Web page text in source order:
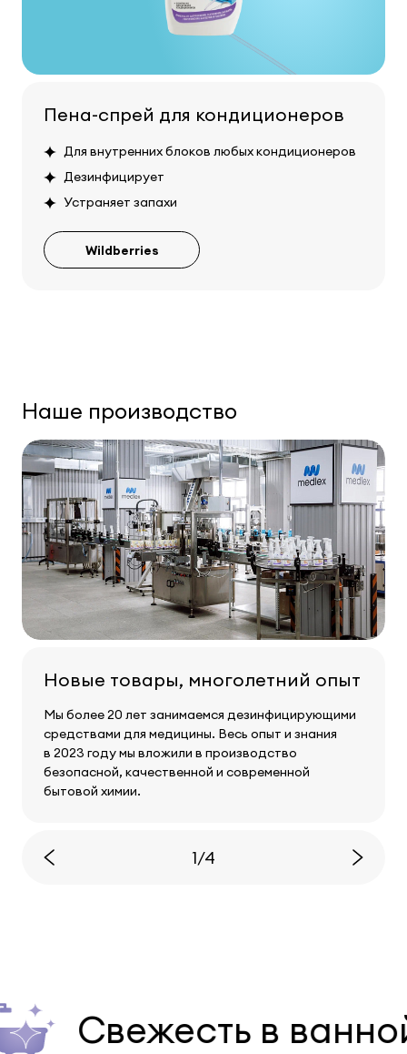
Пена-спрей для кондиционеров
Для внутренних блоков любых кондиционеров
Дезинфицирует
Устраняет запахи
Wildberries
Наше производство
Новые товары, многолетний опыт
Мы более 20 лет занимаемся дезинфицирующими
средствами для медицины. Весь опыт и знания
в 2023 году мы вложили в производство
безопасной, качественной и современной
бытовой химии.
1/4
в ванной